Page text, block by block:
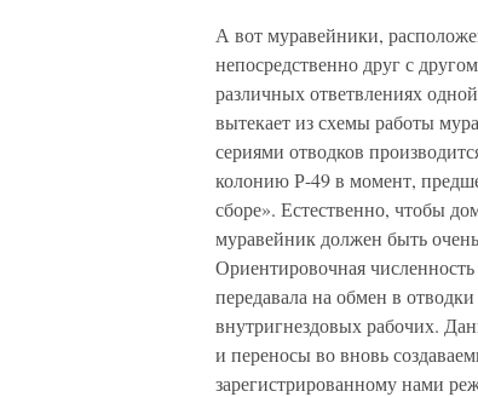
А вот муравейники,
непосредственно друг с
различных ответвлениях
вытекает из схемы работы
сериями отводков
колонию Р-49 в момент,
сборе». Естественно, чтобы
муравейник должен быть
Ориентировочная
передавала на обмен в
внутригнездовых рабочих.
и переносы во вновь
зарегистрированному нами